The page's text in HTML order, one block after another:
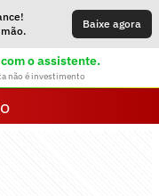
Baixe agora
o assistente.
não é investimento